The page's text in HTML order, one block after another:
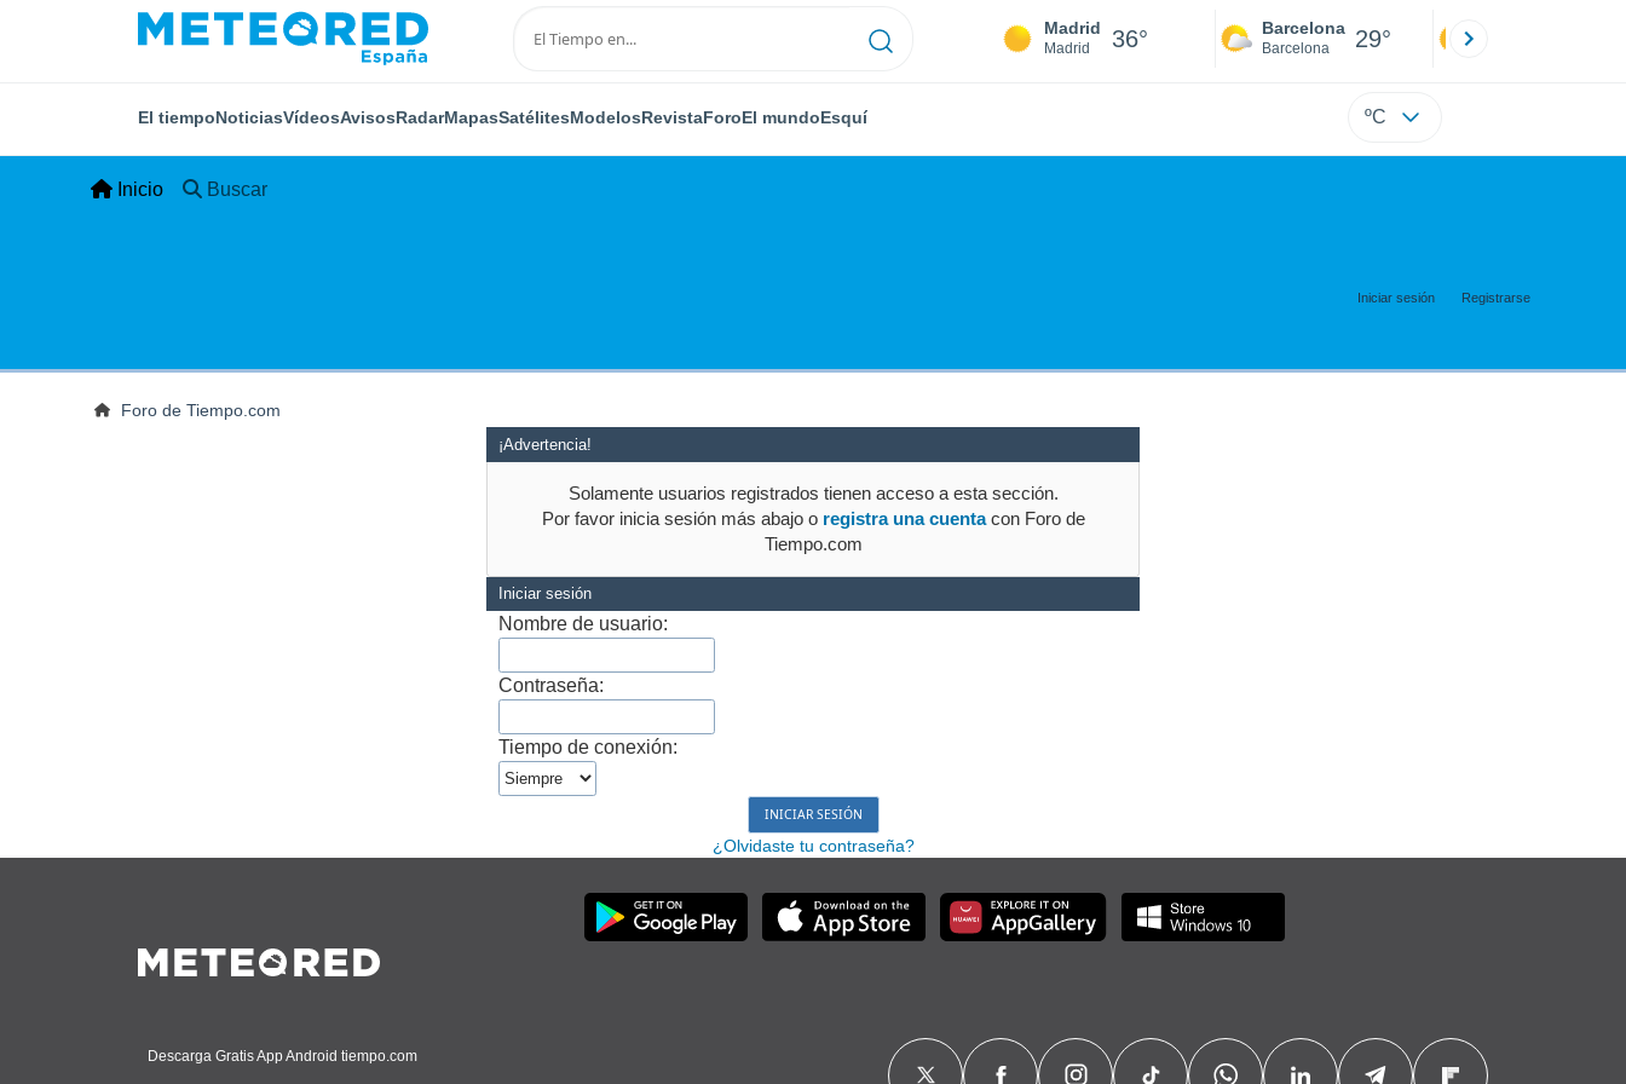
Madrid
Madrid 36° Barcelona
Barcelona 29°
El tiempoNoticiasVídeosAvisosRadarMapasSatélitesModelosRevistaForoEl mundoEsquí ºC
Inicio Buscar
Iniciar sesión Registrarse
Foro de Tiempo.com
¡Advertencia!
Solamente usuarios registrados tienen acceso a esta sección.
Por favor inicia sesión más abajo o registra una cuentacon Foro de
Tiempo.com
Iniciar sesión
Nombre de usuario:
Contraseña:
Tiempo de conexión:
¿Olvidaste tu contraseña?
Descarga Gratis App Android tiempo.com